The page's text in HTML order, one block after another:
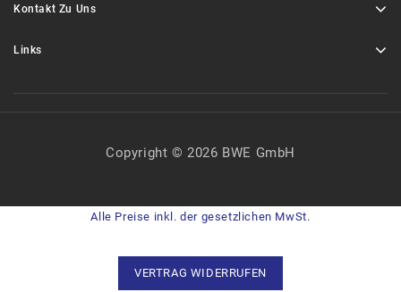
Kontakt Zu Uns
Links
Copyright © 2026 BWE GmbH
Alle Preise inkl. der gesetzlichen MwSt.
VERTRAG WIDERRUFEN